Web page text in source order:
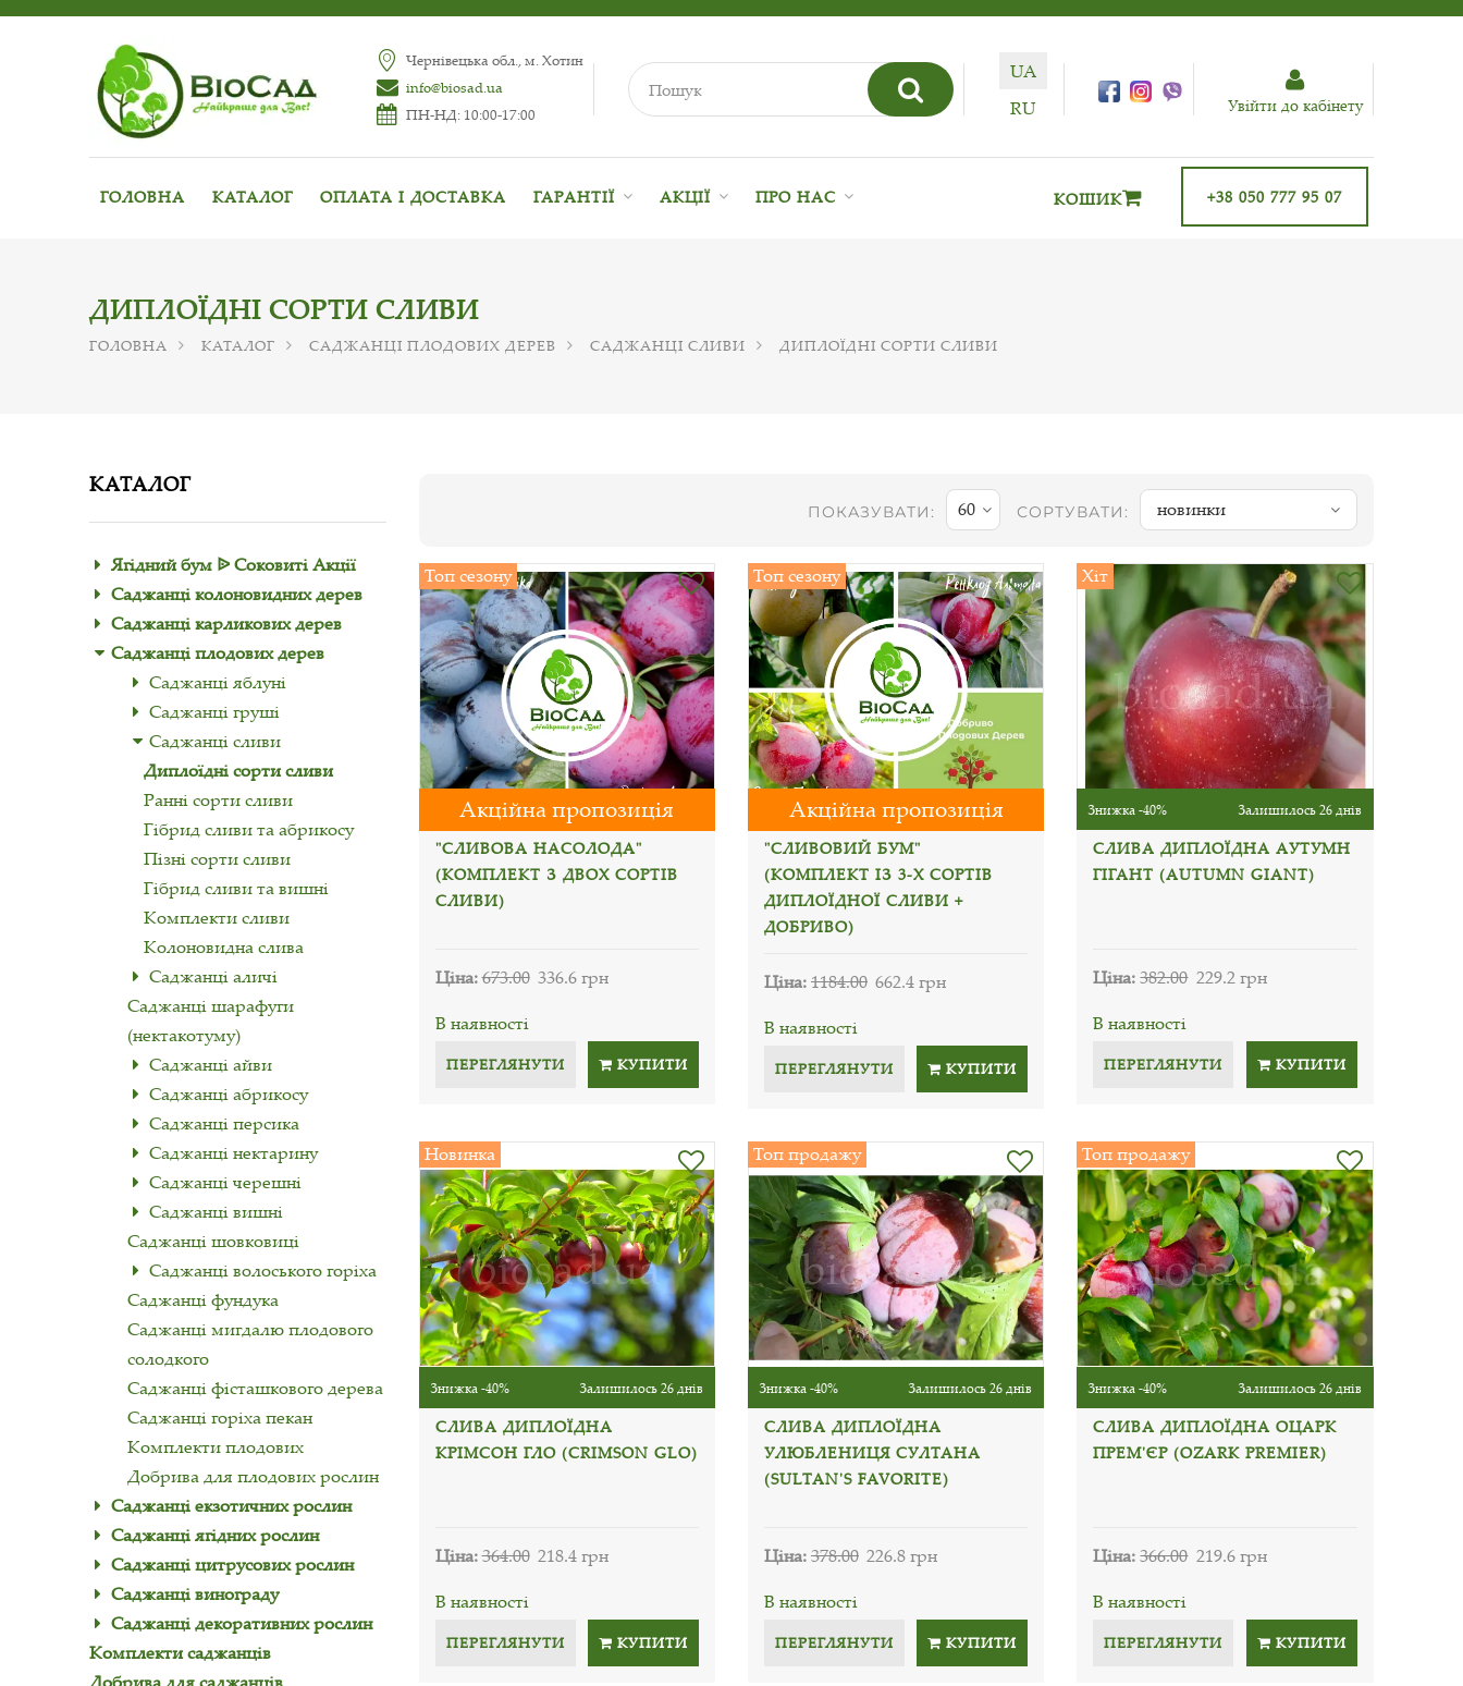
Чернівецька обл., м. Хотин
info@biosad.ua
ПН-НД: 10:00-17:00
UA
RU
Увiйти до кабiнету
ГОЛОВНА КАТАЛОГ ОПЛАТА І ДОСТАВКА ГАРАНТІЇ АКЦІЇ ПРО НАС +38 050 777 95 07
КОШИК
ДИПЛОЇДНІ СОРТИ СЛИВИ
ГОЛОВНА КАТАЛОГ САДЖАНЦІ ПЛОДОВИХ ДЕРЕВ САДЖАНЦІ СЛИВИ ДИПЛОЇДНІ СОРТИ СЛИВИ
КАТАЛОГ
Ягідний бум ᐉ Соковиті Акції
Саджанці колоновидних дерев
Саджанці карликових дерев
Саджанці плодових дерев
Саджанці яблуні
Саджанці груші
Саджанці сливи
Диплоїдні сорти сливи
Ранні сорти сливи
Гібрид сливи та абрикосу
Пізні сорти сливи
Гібрид сливи та вишні
Комплекти сливи
Колоновидна слива
Саджанці аличі
Саджанці шарафуги
(нектакотуму)
Саджанці айви
Саджанці абрикосу
Саджанці персика
Саджанці нектарину
Саджанці черешні
Саджанці вишні
Саджанці шовковиці
Саджанці волоського горіха
Саджанці фундука
Саджанці мигдалю плодового
солодкого
Саджанці фісташкового дерева
Саджанці горіха пекан
Комплекти плодових
Добрива для плодових рослин
Саджанці екзотичних рослин
Саджанці ягідних рослин
Саджанці цитрусових рослин
Саджанці винограду
Саджанці декоративних рослин
Комплекти саджанців
ПОКАЗУВАТИ: 60 СОРТУВАТИ: новинки
Топ сезону
Акційна пропозиція
"СЛИВОВА НАСОЛОДА"
(КОМПЛЕКТ З ДВОХ СОРТІВ
СЛИВИ)
Ціна:673.00 336.6 грн
В наявності
ПЕРЕГЛЯНУТИ КУПИТИ
Топ сезону
Акційна пропозиція
"СЛИВОВИЙ БУМ"
(КОМПЛЕКТ ІЗ 3-Х СОРТІВ
ДИПЛОЇДНОЇ СЛИВИ +
ДОБРИВО)
Ціна:1184.00 662.4 грн
В наявності
ПЕРЕГЛЯНУТИ КУПИТИ
Хіт
Знижка -40% Залишилось 26 днів
СЛИВА ДИПЛОЇДНА АУТУМН
ГІГАНТ (AUTUMN GIANT)
Ціна:382.00 229.2 грн
В наявності
ПЕРЕГЛЯНУТИ КУПИТИ
Новинка
Знижка -40% Залишилось 26 днів
СЛИВА ДИПЛОЇДНА
КРІМСОН ГЛО (CRIMSON GLO)
Ціна:364.00 218.4 грн
В наявності
ПЕРЕГЛЯНУТИ КУПИТИ
Топ продажу
Знижка -40% Залишилось 26 днів
СЛИВА ДИПЛОЇДНА
УЛЮБЛЕНИЦЯ СУЛТАНА
(SULTAN'S FAVORITE)
Ціна:378.00 226.8 грн
В наявності
ПЕРЕГЛЯНУТИ КУПИТИ
Топ продажу
Знижка -40% Залишилось 26 днів
СЛИВА ДИПЛОЇДНА ОЦАРК
ПРЕМ'ЄР (OZARK PREMIER)
Ціна:366.00 219.6 грн
В наявності
ПЕРЕГЛЯНУТИ КУПИТИ